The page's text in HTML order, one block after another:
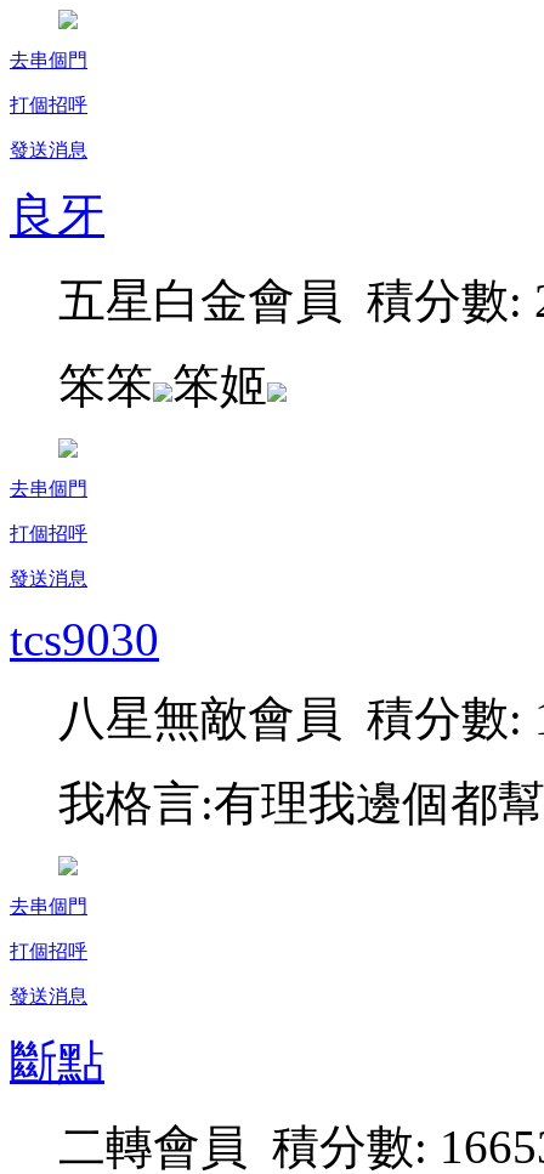
去串個門
打個招呼
發送消息
良牙
五星白金會員 積分數:
笨笨 笨姬
去串個門
打個招呼
發送消息
tcs9030
八星無敵會員 積分數:
我格言:有理我邊個都
去串個門
打個招呼
發送消息
斷點
二轉會員 積分數: